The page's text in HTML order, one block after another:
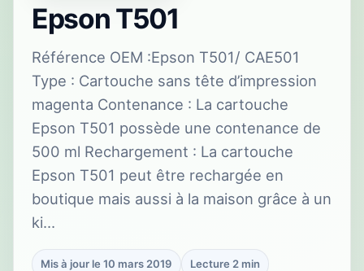
Epson T501
Référence OEM :Epson T501/ CAE501
Type : Cartouche sans tête d’impression
magenta Contenance : La cartouche
Epson T501 possède une contenance de
500 ml Rechargement : La cartouche
Epson T501 peut être rechargée en
boutique mais aussi à la maison grâce à un
ki…
Mis à jour le 10 mars 2019 Lecture 2 min